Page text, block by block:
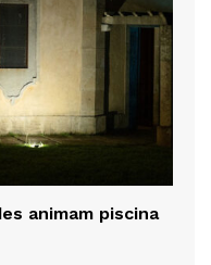
animam piscina